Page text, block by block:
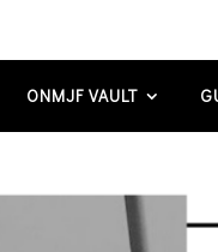
ONMJF VAULT